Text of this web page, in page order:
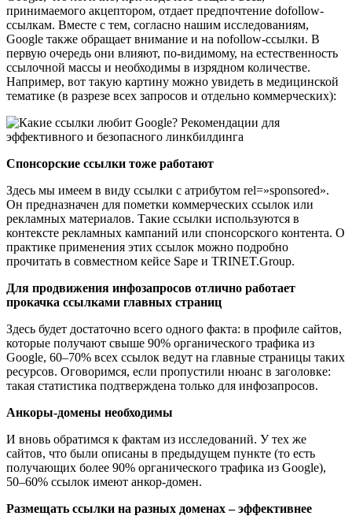
принимаемого акцептором, отдает предпочтение dofollow-
ссылкам. Вместе с тем, согласно нашим исследованиям,
Google также обращает внимание и на nofollow-ссылки. В
первую очередь они влияют, по-видимому, на естественность
ссылочной массы и необходимы в изрядном количестве.
Например, вот такую картину можно увидеть в медицинской
тематике (в разрезе всех запросов и отдельно коммерческих):
Спонсорские ссылки тоже работают
Здесь мы имеем в виду ссылки с атрибутом rel=»sponsored».
Он предназначен для пометки коммерческих ссылок или
рекламных материалов. Такие ссылки используются в
контексте рекламных кампаний или спонсорского контента. О
практике применения этих ссылок можно подробно
прочитать в совместном кейсе Sape и TRINET.Group.
Для продвижения инфозапросов отлично работает
прокачка ссылками главных страниц
Здесь будет достаточно всего одного факта: в профиле сайтов,
которые получают свыше 90% органического трафика из
Google, 60–70% всех ссылок ведут на главные страницы таких
ресурсов. Оговоримся, если пропустили нюанс в заголовке:
такая статистика подтверждена только для инфозапросов.
Анкоры-домены необходимы
И вновь обратимся к фактам из исследований. У тех же
сайтов, что были описаны в предыдущем пункте (то есть
получающих более 90% органического трафика из Google),
50–60% ссылок имеют анкор-домен.
Размещать ссылки на разных доменах – эффективнее